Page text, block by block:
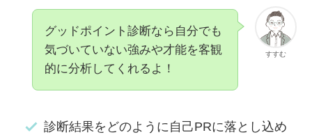
年
間
売
2,269,346百万円（2021年3月期）
すすむ
グッドポイント診断なら自分でも
気づいていない強みや才能を客観
的に分析してくれるよ！
診断結果をどのように自己PRに落とし込め